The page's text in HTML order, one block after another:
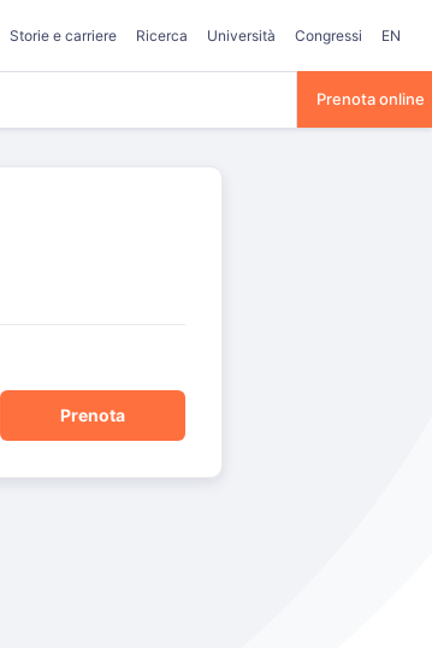
Storie e carriere Ricerca Università Congressi EN
Prenota online